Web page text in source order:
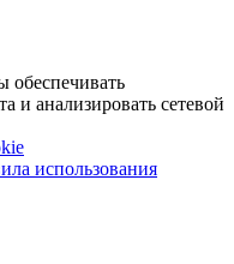
и анализировать сетевой
использования